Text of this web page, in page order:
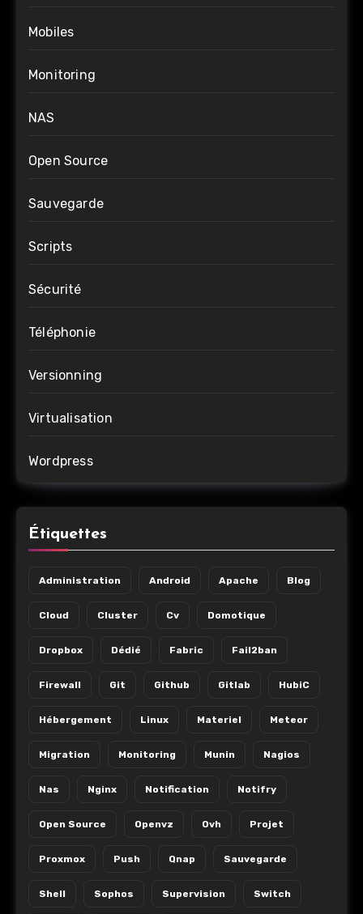
Mobiles
Monitoring
NAS
Open Source
Sauvegarde
Scripts
Sécurité
Téléphonie
Versionning
Virtualisation
Wordpress
Étiquettes
Administration Android Apache Blog
Cloud Cluster Cv Domotique
Dropbox Dédié Fabric Fail2ban
Firewall Git Github Gitlab HubiC
Hébergement Linux Materiel Meteor
Migration Monitoring Munin Nagios
Nas Nginx Notification Notifry
Open Source Openvz Ovh Projet
Proxmox Push Qnap Sauvegarde
Shell Sophos Supervision Switch